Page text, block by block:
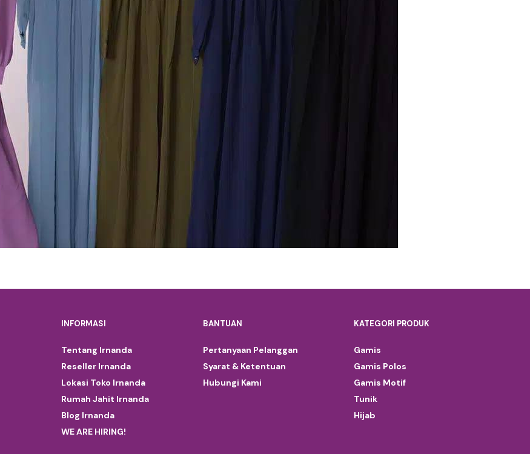
INFORMASI
Tentang Irnanda
Reseller Irnanda
Lokasi Toko Irnanda
Rumah Jahit Irnanda
Blog Irnanda
WE ARE HIRING!
BANTUAN
Pertanyaan Pelanggan
Syarat & Ketentuan
Hubungi Kami
KATEGORI PRODUK
Gamis
Gamis Polos
Gamis Motif
Tunik
Hijab